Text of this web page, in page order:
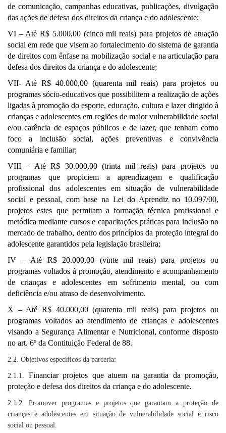
de comunicação, campanhas educativas, publicações, divulgação
das ações de defesa dos direitos da criança e do adolescente;
VI – Até R$ 5.000,00 (cinco mil reais) para projetos de atuação
social em rede que visem ao fortalecimento do sistema de garantia
de direitos com ênfase na mobilização social e na articulação para
defesa dos direitos da criança e do adolescente;
VII- Até R$ 40.000,00 (quarenta mil reais) para projetos ou
programas sócio-educativos que possibilitem a realização de ações
ligadas à promoção do esporte, educação, cultura e lazer dirigido à
crianças e adolescentes em regiões de maior vulnerabilidade social
e/ou carência de espaços públicos e de lazer, que tenham como
foco a inclusão social, ações preventivas e convivência
comuniária e familiar;
VIII – Até R$ 30.000,00 (trinta mil reais) para projetos ou
programas que propiciem a aprendizagem e qualificação
profissional dos adolescentes em situação de vulnerabilidade
social e pessoal, com base na Lei do Aprendiz no 10.097/00,
projetos estes que permitam a formação técnica profissional e
metódica mediante cursos e capacitações práticas para inclusão no
mercado de trabalho, dentro dos princípios da proteção integral do
adolescente garantidos pela legislação brasileira;
IV – Até R$ 20.000,00 (vinte mil reais) para projetos ou
programas voltados à promoção, atendimento e acompanhamento
de crianças e adolescentes em sofrimento mental, ou com
deficiência e/ou atraso de desenvolvimento.
X – Até R$ 40.000,00 (quarenta mil reais) para projetos ou
programas voltados ao atendimento de crianças e adolescentes
visando a Segurança Alimentar e Nutricional, conforme disposto
no art. 6º da Contituição Federal de 88.
2.2. Objetivos específicos da parceria:
2.1.1. Financiar projetos que atuem na garantia da promoção,
proteção e defesa dos direitos da criança e do adolescente.
2.1.2. Promover programas e projetos que garantam a proteção de
crianças e adolescentes em situação de vulnerabilidade social e risco
social ou pessoal.